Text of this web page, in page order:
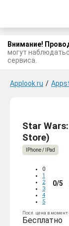
Внимание!
могут
сервиса.
Applook.ru /
Star
Store)
IPhone / IPad
0
1
2
3
4
5
0/5
Посл. цена в момент
Бесплатно